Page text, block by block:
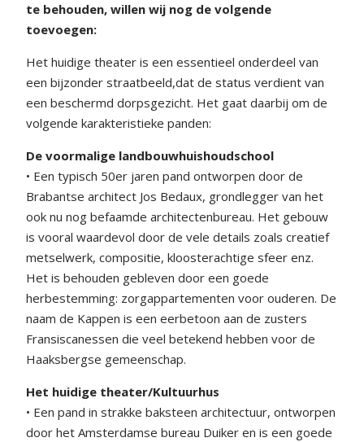
te behouden, willen wij nog de volgende
toevoegen:
Het huidige theater is een essentieel onderdeel van
een bijzonder straatbeeld,dat de status verdient van
een beschermd dorpsgezicht. Het gaat daarbij om de
volgende karakteristieke panden:
De voormalige landbouwhuishoudschool
• Een typisch 50er jaren pand ontworpen door de
Brabantse architect Jos Bedaux, grondlegger van het
ook nu nog befaamde architectenbureau. Het gebouw
is vooral waardevol door de vele details zoals creatief
metselwerk, compositie, kloosterachtige sfeer enz.
Het is behouden gebleven door een goede
herbestemming: zorgappartementen voor ouderen. De
naam de Kappen is een eerbetoon aan de zusters
Fransiscanessen die veel betekend hebben voor de
Haaksbergse gemeenschap.
Het huidige theater/Kultuurhus
• Een pand in strakke baksteen architectuur, ontworpen
door het Amsterdamse bureau Duiker en is een goede